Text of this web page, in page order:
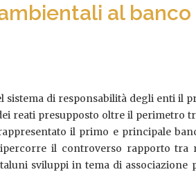
al
di responsabilità degli enti il
reati presupposto oltre il perimetro
il primo e principale
il controverso rapporto tra
sviluppi in tema di